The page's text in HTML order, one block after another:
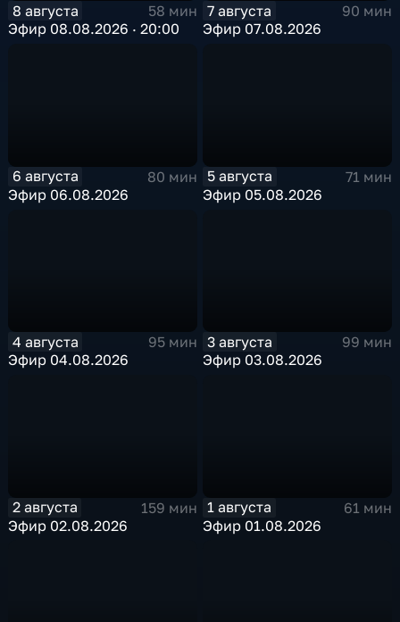
8 августа
58 мин
Эфир 08.08.2026 · 20:00
7 августа
90 мин
Эфир 07.08.2026
6 августа
80 мин
Эфир 06.08.2026
5 августа
71 мин
Эфир 05.08.2026
4 августа
95 мин
Эфир 04.08.2026
3 августа
99 мин
Эфир 03.08.2026
2 августа
159 мин
Эфир 02.08.2026
1 августа
61 мин
Эфир 01.08.2026